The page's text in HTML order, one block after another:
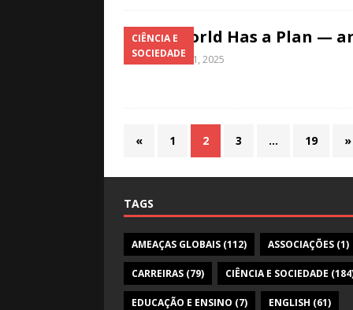
CIÊNCIA E
SOCIEDADE
The World Has a Plan —
Dezembro 31, 2025
« 1 2 3 … 19 »
TAGS
AMEAÇAS GLOBAIS (112) ASSOCIAÇÕES (1)
CARREIRAS (79) CIÊNCIA E SOCIEDADE
EDUCAÇÃO E ENSINO (7) ENGLISH (61)